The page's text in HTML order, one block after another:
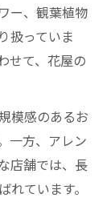
ー、観葉植物
扱っていま
せて、花屋の
模感のあるお
一方、アレン
店舗では、長
ています。